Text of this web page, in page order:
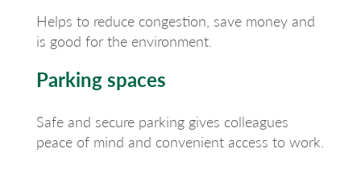
Helps to reduce congestion, save money and
is good for the environment.
Parking spaces
Safe and secure parking gives colleagues
peace of mind and convenient access to work.